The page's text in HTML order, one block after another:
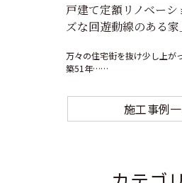
戸建て定額リノベーシ
ズな回遊動線のある家
万々の住宅街を抜け少し上が
築51年……
施工事例